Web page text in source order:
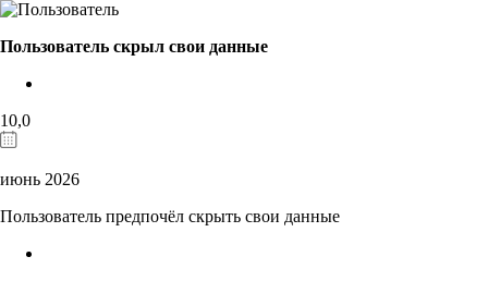
Пользователь скрыл свои данные
10,0
июнь 2026
Пользователь предпочёл скрыть свои данные